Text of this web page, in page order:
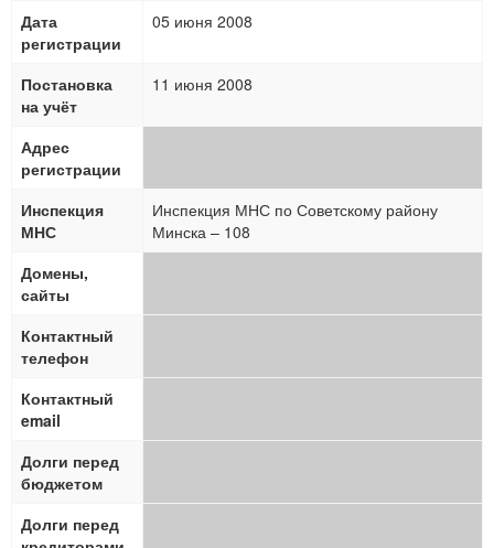
Дата
регистрации
05 июня 2008
Постановка
на учёт
11 июня 2008
Адрес
регистрации
Инспекция
МНС
Инспекция МНС по Советскому району
Минска – 108
Домены,
сайты
Контактный
телефон
Контактный
email
Долги перед
бюджетом
Долги перед